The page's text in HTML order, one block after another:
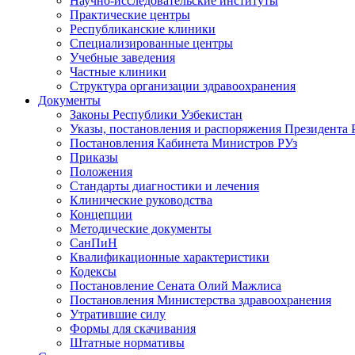
Практические центры
Республиканские клиники
Специализированные центры
Учебные заведения
Частные клиники
Структура организации здравоохранения
Документы
Законы Республики Узбекистан
Указы, постановления и распоряжения Президента
Постановления Кабинета Министров РУз
Приказы
Положения
Стандарты диагностики и лечения
Клинические руководства
Концепции
Методические документы
СанПиН
Квалификационные характеристики
Кодексы
Постановление Сената Олий Мажлиса
Постановления Министерства здравоохранения
Утратившие силу
Формы для скачивания
Штатные нормативы